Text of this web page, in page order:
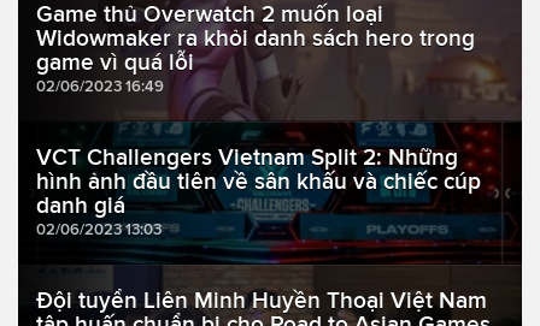
Game thủ Overwatch 2 muốn loại
Widowmaker ra khỏi danh sách hero trong
game vì quá lỗi
02/06/2023 16:49
VCT Challengers Vietnam Split 2: Những
hình ảnh đầu tiên về sân khấu và chiếc cúp
danh giá
02/06/2023 13:03
Đội tuyển Liên Minh Huyền Thoại Việt Nam